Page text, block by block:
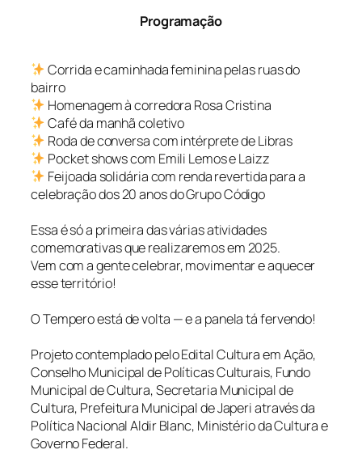
Programação
Corrida e caminhada feminina pelas ruas do
bairro
Homenagem à corredora Rosa Cristina
Café da manhã coletivo
Roda de conversa com intérprete de Libras
Pocket shows com Emili Lemos e Laizz
Feijoada solidária com renda revertida para a
celebração dos 20 anos do Grupo Código
Essa é só a primeira das várias atividades
comemorativas que realizaremos em 2025.
Vem com a gente celebrar, movimentar e aquecer
esse território!
O Tempero está de volta — e a panela tá fervendo!
Projeto contemplado pelo Edital Cultura em Ação,
Conselho Municipal de Políticas Culturais, Fundo
Municipal de Cultura, Secretaria Municipal de
Cultura, Prefeitura Municipal de Japeri através da
Política Nacional Aldir Blanc, Ministério da Cultura e
Governo Federal.